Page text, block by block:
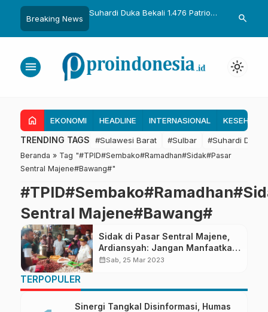
Breaking News
Gelar Sulo
Suhardi Duka Bekali 1.476 Patriot
Dasar Kebijakan Transmigrasi
Gubernur
untuk
search
menu light_mode
home EKONOMI HEADLINE INTERNASIONAL
TRENDING TAGS #Sulawesi Barat #Sulbar #Suhardi Duka
Beranda » Tag "#TPID#Sembako#Ramadhan#Sidak#Pasar
Sentral Majene#Bawang#"
Sentral Majene#Bawang#
Sidak di Pasar Sentral Majene,
Ardiansyah: Jangan Manfaatkan
Kesempatan Dalam Kesempitan
calendar_monthSab, 25 Mar 2023
TERPOPULER
Sinergi Tangkal Disinformasi, Humas